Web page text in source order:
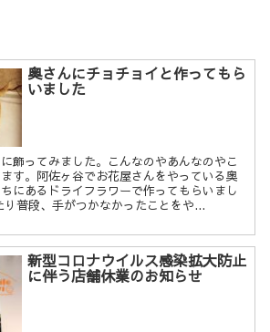
奥さんにチョチョイと作ってもら
いました
飾ってみました。こんなのやあんなのやこ
す。阿佐ヶ谷でお花屋さんをやっている奥
にあるドライフラワーで作ってもらいまし
普段、手がつかなかったことをや...
新型コロナウイルス感染拡大防止
に伴う店舗休業のお知らせ